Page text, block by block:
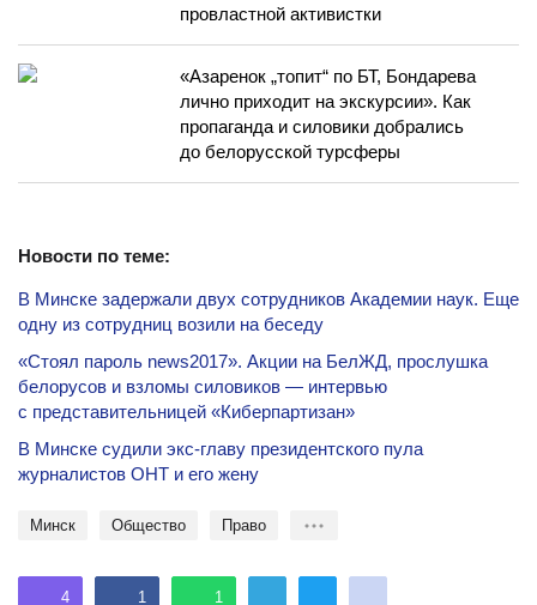
провластной активистки
«Азаренок „топит“ по БТ, Бондарева
лично приходит на экскурсии». Как
пропаганда и силовики добрались
до белорусской турсферы
Новости по теме:
В Минске задержали двух сотрудников Академии наук. Еще
одну из сотрудниц возили на беседу
«Стоял пароль news2017». Акции на БелЖД, прослушка
белорусов и взломы силовиков — интервью
с представительницей «Киберпартизан»
В Минске судили экс-главу президентского пула
журналистов ОНТ и его жену
Минск общество право
4 1 1